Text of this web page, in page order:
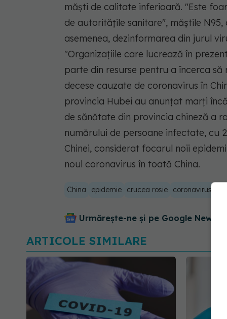
măşti de calitate inferioară. "Este
de autorităţile sanitare", măştile N95,
asemenea, dezinformarea din jurul
"Organizaţiile care lucrează în
parte din resurse pentru a încerca
decese cauzate de coronavirus în
provincia Hubei au anunţat marţi
de sănătate din provincia chineză a
numărului de persoane infectate, cu
Chinei, considerat focarul noii
noul coronavirus în toată China.
China epidemie crucea rosie coronavirus
Urmărește-ne și pe Google News -
ARTICOLE SIMILARE